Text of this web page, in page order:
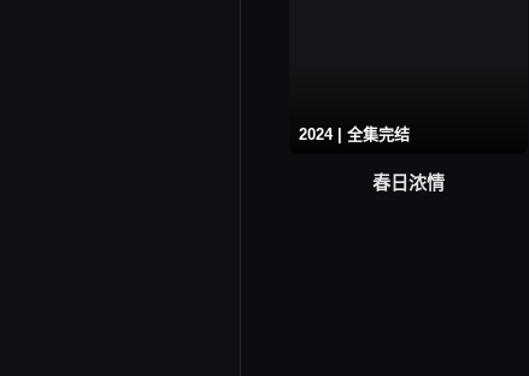
2024 | 全集完结
春日浓情